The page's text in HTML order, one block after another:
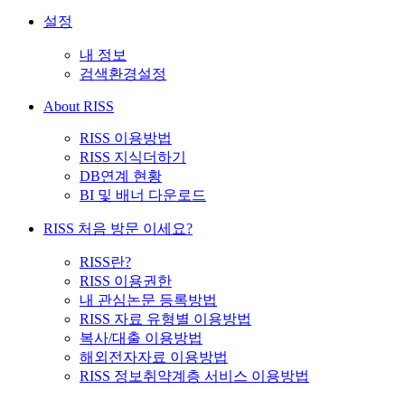
설정
내 정보
검색환경설정
About RISS
RISS 이용방법
RISS 지식더하기
DB연계 현황
BI 및 배너 다운로드
RISS 처음 방문 이세요?
RISS란?
RISS 이용권한
내 관심논문 등록방법
RISS 자료 유형별 이용방법
복사/대출 이용방법
해외전자자료 이용방법
RISS 정보취약계층 서비스 이용방법